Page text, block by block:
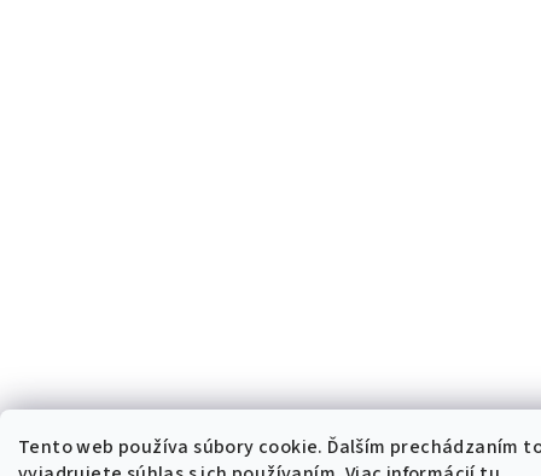
Tento web používa súbory cookie. Ďalším prechádzaním